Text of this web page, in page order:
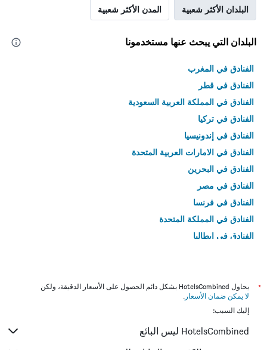
البلدان الأكثر شعبية المدن الأكثر شعبية
البلدان التي يبحث عنها مستخدمونا
الفنادق في المغرب
الفنادق في قطر
الفنادق في المملكة العربية السعودية
الفنادق في تركيا
الفنادق في إندونيسيا
الفنادق في الامارات العربية المتحدة
الفنادق في البحرين
الفنادق في مصر
الفنادق في فرنسا
الفنادق في المملكة المتحدة
الفنادق في إيطاليا
*
يحاول HotelsCombined بشكل دائم الحصول على الأسعار الدقيقة، ولكن
لا يمكن ضمان الأسعار .
إليك السبب:
HotelsCombined ليس البائع